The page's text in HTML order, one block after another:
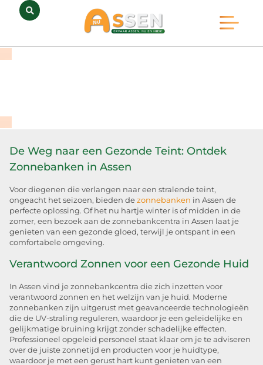
De Weg naar een Gezonde Teint: Ontdek
Zonnebanken in Assen
Voor diegenen die verlangen naar een stralende teint,
ongeacht het seizoen, bieden de zonnebanken in Assen de
perfecte oplossing. Of het nu hartje winter is of midden in de
zomer, een bezoek aan de zonnebankcentra in Assen laat je
genieten van een gezonde gloed, terwijl je ontspant in een
comfortabele omgeving.
Verantwoord Zonnen voor een Gezonde Huid
In Assen vind je zonnebankcentra die zich inzetten voor
verantwoord zonnen en het welzijn van je huid. Moderne
zonnebanken zijn uitgerust met geavanceerde technologieën
die de UV-straling reguleren, waardoor je een geleidelijke en
gelijkmatige bruining krijgt zonder schadelijke effecten.
Professioneel opgeleid personeel staat klaar om je te adviseren
over de juiste zonnetijd en producten voor je huidtype,
waardoor je met een gerust hart kunt genieten van een